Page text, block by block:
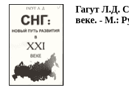
Гагут Л.Д.
веке. - М.: